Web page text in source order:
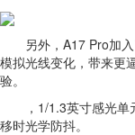
另外，A17 Pro加入
模拟光线变化，带来更
验。
，1/1.3英寸感光单
移时光学防抖。